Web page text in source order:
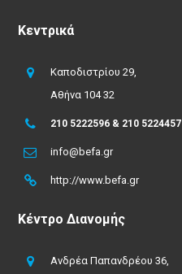
Κεντρικά
Καποδιστρίου 29,
Αθήνα 104 32
210 5222596 & 210 5224457
info@befa.gr
http://www.befa.gr
Κέντρο Διανομής
Ανδρέα Παπανδρέου 36,